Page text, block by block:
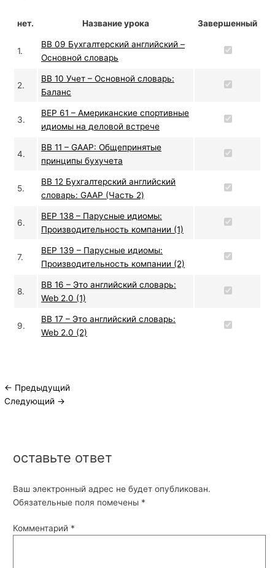
нет. Название урока Завершенный
1.
ВВ 09 Бухгалтерский английский –
Основной словарь
2.
ВВ 10 Учет – Основной словарь:
Баланс
3.
BEP 61 – Американские спортивные
идиомы на деловой встрече
4.
ВВ 11 – GAAP: Общепринятые
принципы бухучета
5.
ВВ 12 Бухгалтерский английский
словарь: GAAP (Часть 2)
6.
BEP 138 – Парусные идиомы:
Производительность компании (1)
7.
BEP 139 – Парусные идиомы:
Производительность компании (2)
8.
ВВ 16 – Это английский словарь:
Web 2.0 (1)
9.
ВВ 17 – Это английский словарь:
Web 2.0 (2)
← Предыдущий
Следующий →
оставьте ответ
Ваш электронный адрес не будет опубликован.
Обязательные поля помечены *
Комментарий *